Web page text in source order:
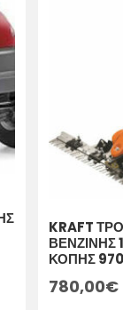
KRAFT
ΒΕΝΖΙΝΗΣ
ΚΟΠΗΣ
780,00€